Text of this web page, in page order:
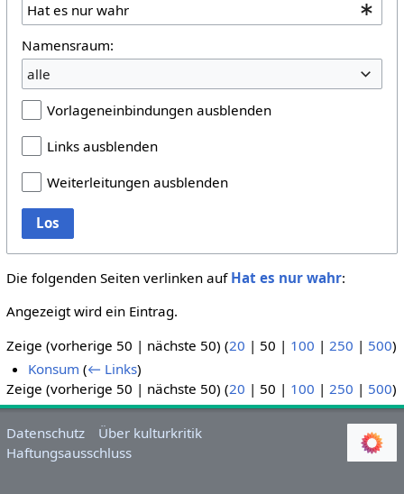
Namensraum:
alle
Vorlageneinbindungen ausblenden
Links ausblenden
Weiterleitungen ausblenden
Los
Die folgenden Seiten verlinken auf Hat es nur wahr:
Angezeigt wird ein Eintrag.
Zeige (vorherige 50 | nächste 50) (20 | 50 | 100 | 250 | 500)
Konsum (← Links)
Zeige (vorherige 50 | nächste 50) (20 | 50 | 100 | 250 | 500)
Datenschutz
Über kulturkritik
Haftungsausschluss